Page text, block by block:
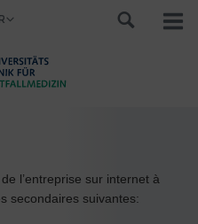
l’entreprise sur internet à
secondaires suivantes: